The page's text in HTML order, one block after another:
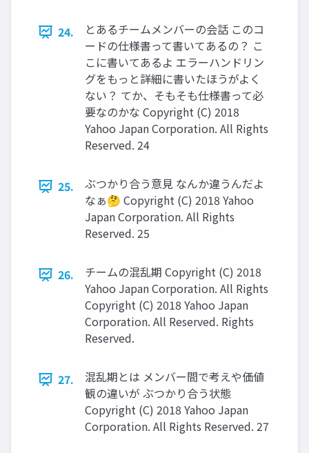
24.
とあるチームメンバーの会話 このコ
ードの仕様書って書いてあるの？ こ
こに書いてあるよ エラーハンドリン
グをもっと詳細に書いたほうがよく
ない？ てか、そもそも仕様書って必
要なのかな Copyright (C) 2018
Yahoo Japan Corporation. All Rights
Reserved. 24
25.
ぶつかり合う意見 なんか違うんだよ
なぁ🤔 Copyright (C) 2018 Yahoo
Japan Corporation. All Rights
Reserved. 25
26.
チームの混乱期 Copyright (C) 2018
Yahoo Japan Corporation. All Rights
Copyright (C) 2018 Yahoo Japan
Corporation. All Reserved. Rights
Reserved.
27.
混乱期とは メンバー間で考えや価値
観の違いが ぶつかり合う状態
Copyright (C) 2018 Yahoo Japan
Corporation. All Rights Reserved. 27